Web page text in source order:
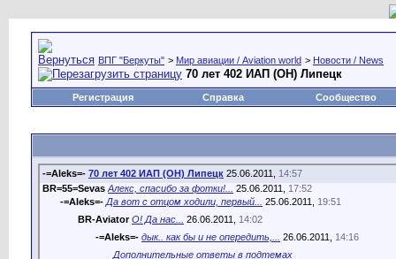
ВПГ "Беркуты" > Мир авиации / Aviation world > Новости / News
70 лет 402 ИАП (ОН) Липецк
Регистрация Справка Сообщество
-=Aleks=- 70 лет 402 ИАП (ОН) Липецк 25.06.2011, 14:57
BR=55=Sevas Алекс, спасибо за фотки!... 25.06.2011, 17:52
-=Aleks=- Да вот с отцом ходили, первый... 25.06.2011, 19:51
BR-Aviator О! Да нас... 26.06.2011, 14:02
-=Aleks=- дык.. как бы и не опередить,... 26.06.2011, 14:16
Дополнительные ответы в подтемах